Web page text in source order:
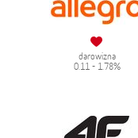
darowizna
0.11 - 1.78%